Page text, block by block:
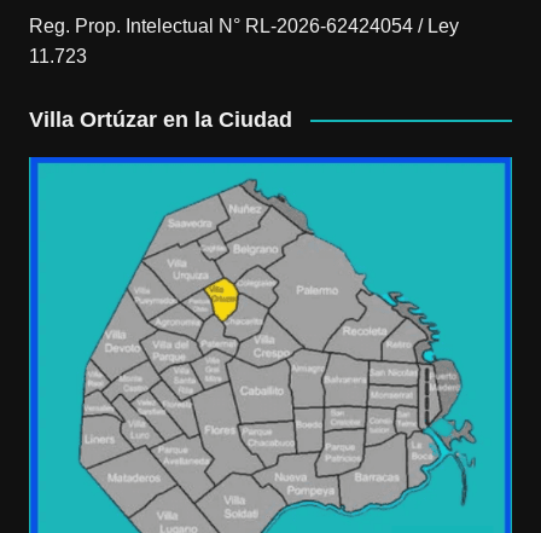
Reg. Prop. Intelectual N° RL-2026-62424054 / Ley
11.723
Villa Ortúzar en la Ciudad